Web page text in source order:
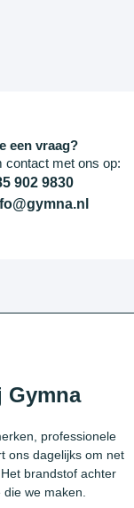
een vraag?
contact met ons op:
902 9830
Gymna
professionele
ons dagelijks om net
brandstof achter
we maken.